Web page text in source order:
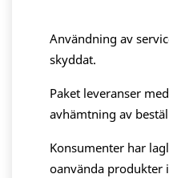
Användning av
skyddat.
Paket leveranser
avhämtning av
Konsumenter har
oanvända produkter